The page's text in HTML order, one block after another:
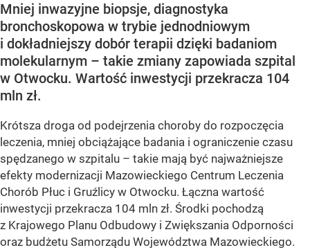
Mniej inwazyjne biopsje, diagnostyka
bronchoskopowa w trybie jednodniowym
i dokładniejszy dobór terapii dzięki badaniom
molekularnym – takie zmiany zapowiada szpital
w Otwocku. Wartość inwestycji przekracza 104
mln zł.
Krótsza droga od podejrzenia choroby do rozpoczęcia
leczenia, mniej obciążające badania i ograniczenie czasu
spędzanego w szpitalu – takie mają być najważniejsze
efekty modernizacji Mazowieckiego Centrum Leczenia
Chorób Płuc i Gruźlicy w Otwocku. Łączna wartość
inwestycji przekracza 104 mln zł. Środki pochodzą
z Krajowego Planu Odbudowy i Zwiększania Odporności
oraz budżetu Samorządu Województwa Mazowieckiego.